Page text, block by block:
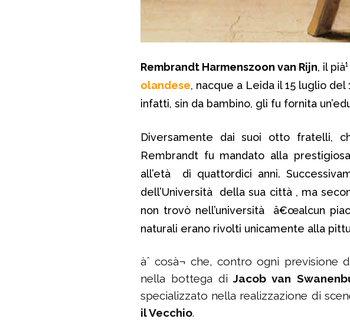
Rembrandt Harmenszoon van Rijn, il
olandese, nacque a Leida il 15 luglio
infatti, sin da bambino, gli fu fornita
Diversamente dai suoi otto fratelli,
Rembrandt fu mandato alla
all’età di quattordici anni.
dell’Università della sua città , ma
non trovò nell’università â€œalcun
naturali erano rivolti unicamente alla
àˆ cosà¬ che, contro ogni previsione
nella bottega diJacob van
specializzato nella realizzazione di
il Vecchio.